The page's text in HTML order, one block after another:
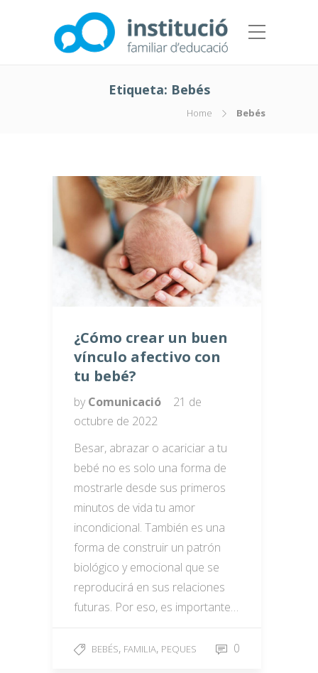
Etiqueta: Bebés
Home Bebés
¿Cómo crear un buen
vínculo afectivo con
tu bebé?
by Comunicació
21 de
octubre de 2022
Besar, abrazar o acariciar a tu
bebé no es solo una forma de
mostrarle desde sus primeros
minutos de vida tu amor
incondicional. También es una
forma de construir un patrón
biológico y emocional que se
reproducirá en sus relaciones
futuras. Por eso, es importante…
BEBÉS, FAMILIA, PEQUES 0